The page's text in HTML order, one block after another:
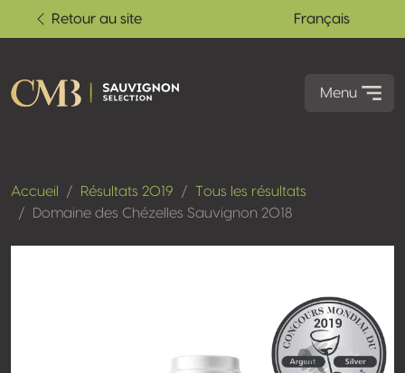
Retour au site Français
Menu
Accueil Résultats 2019
Tous les résultats
Domaine des Chézelles Sauvignon 2018